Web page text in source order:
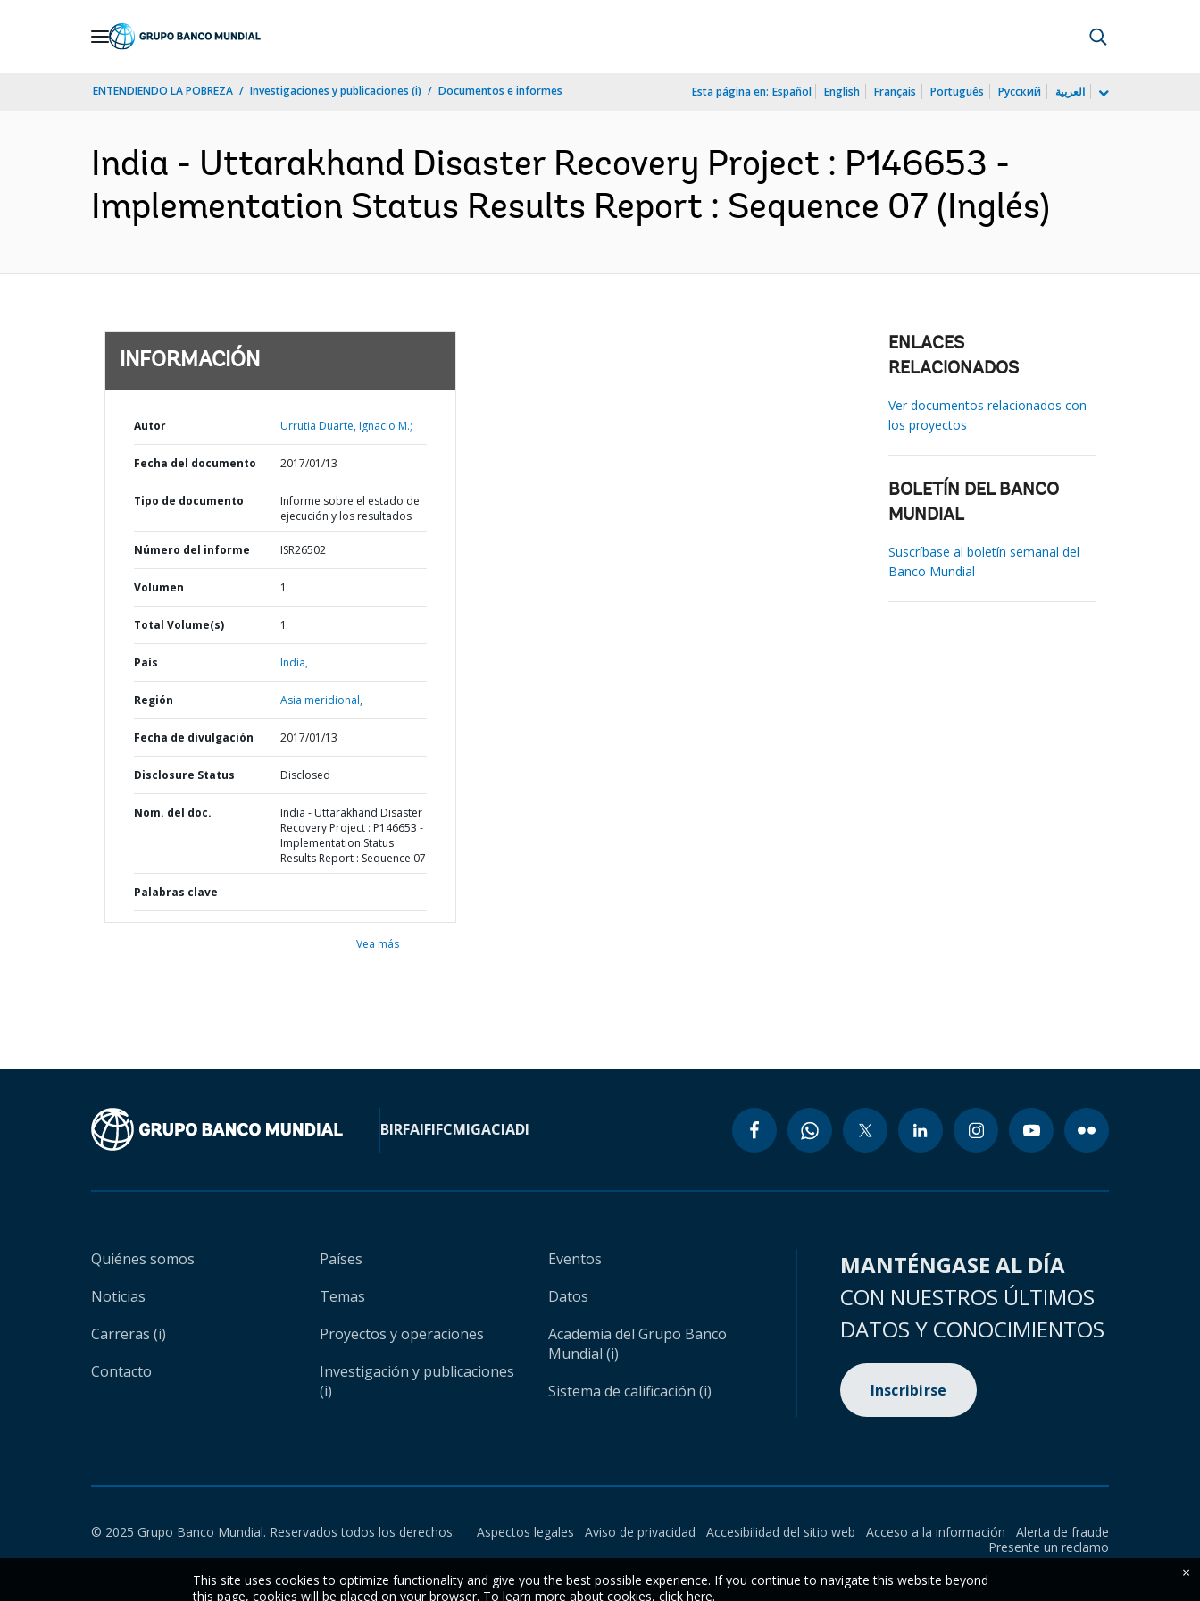
ENTENDIENDO LA POBREZA Investigaciones y publicaciones (i) Documentos e informes Esta página en: Español English Français Português Русский العربية
India - Uttarakhand Disaster Recovery Project : P146653 -
Implementation Status Results Report : Sequence 07 (Inglés)
INFORMACIÓN
Autor Urrutia Duarte, Ignacio M.;
Fecha del documento 2017/01/13
Tipo de documento
Informe sobre el estado de
ejecución y los resultados
Número del informe ISR26502
Volumen 1
Total Volume(s) 1
País India,
Región Asia meridional,
Fecha de divulgación 2017/01/13
Disclosure Status Disclosed
Nom. del doc.
India - Uttarakhand Disaster
Recovery Project : P146653 -
Implementation Status
Results Report : Sequence 07
Palabras clave
Vea más
ENLACES
RELACIONADOS
Ver documentos relacionados con
los proyectos
BOLETÍN DEL BANCO
MUNDIAL
Suscríbase al boletín semanal del
Banco Mundial
BIRFAIFIFCMIGACIADI
Quiénes somos
Noticias
Carreras (i)
Contacto
Países
Temas
Proyectos y operaciones
Investigación y publicaciones
(i)
Eventos
Datos
Academia del Grupo Banco
Mundial (i)
Sistema de calificación (i)
MANTÉNGASE AL DÍA
CON NUESTROS ÚLTIMOS
DATOS Y CONOCIMIENTOS
Inscribirse
© 2025 Grupo Banco Mundial. Reservados todos los derechos. Aspectos legales Aviso de privacidad Accesibilidad del sitio web Acceso a la información
Alerta de fraude
Presente un reclamo
This site uses cookies to optimize functionality and give you the best possible experience. If you continue to navigate this website beyond
this page, cookies will be placed on your browser. To learn more about cookies, click here.
×